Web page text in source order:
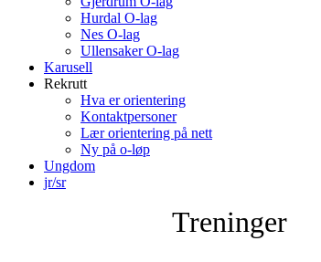
Hurdal O-lag
Nes O-lag
Ullensaker O-lag
Karusell
Rekrutt
Hva er orientering
Kontaktpersoner
Lær orientering på nett
Ny på o-løp
Ungdom
jr/sr
Treninger